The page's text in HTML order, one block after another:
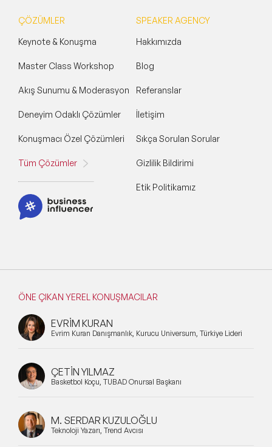
ÇÖZÜMLER
Keynote & Konuşma
Master Class Workshop
Akış Sunumu & Moderasyon
Deneyim Odaklı Çözümler
Konuşmacı Özel Çözümleri
Tüm Çözümler
SPEAKER AGENCY
Hakkımızda
Blog
Referanslar
İletişim
Sıkça Sorulan Sorular
Gizlilik Bildirimi
Etik Politikamız
ÖNE ÇIKAN YEREL KONUŞMACILAR
EVRİM KURAN
Evrim Kuran Danışmanlık, Kurucu Universum, Türkiye Lideri
ÇETİN YILMAZ
Basketbol Koçu, TÜBAD Onursal Başkanı
M. SERDAR KUZULOĞLU
Teknoloji Yazarı, Trend Avcısı